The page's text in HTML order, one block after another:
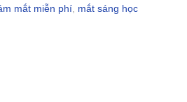
mắt miễn phí mắt sáng học